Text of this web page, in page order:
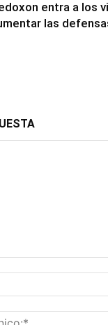
entra a los
las